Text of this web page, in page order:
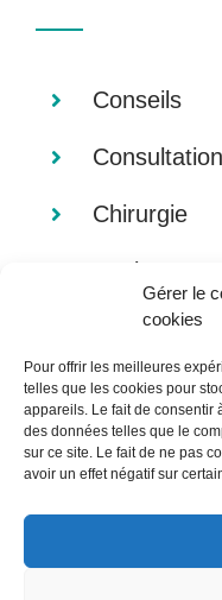
Gérer le
cookies
Pour offrir les meilleures
telles que les cookies pour
appareils. Le fait de consentir
des données telles que le
sur ce site. Le fait de ne pas
avoir un effet négatif sur
Conseils
Chirurgie
Analyses
Imagerie
Alimentation